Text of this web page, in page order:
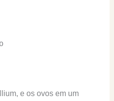
e os ovos em um